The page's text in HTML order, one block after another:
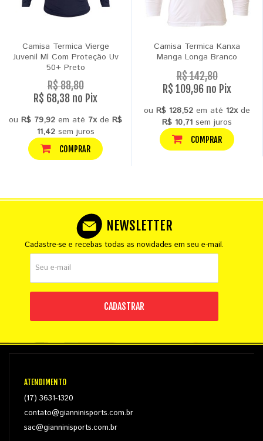
Camisa Termica Vierge
Juvenil Ml Com Proteção Uv
50+ Preto
R$ 88,80
R$ 68,38 no Pix
ou R$ 79,92 em até 7xde R$
11,42sem juros
COMPRAR
Camisa Termica Kanxa
Manga Longa Branco
R$ 142,80
R$ 109,96 no Pix
ou R$ 128,52 em até 12xde
R$ 10,71 sem juros
COMPRAR
NEWSLETTER
Cadastre-se e recebas todas as novidades em seu e-mail.
CADASTRAR
ATENDIMENTO
(17) 3631-1320
contato@gianninisports.com.br
sac@gianninisports.com.br